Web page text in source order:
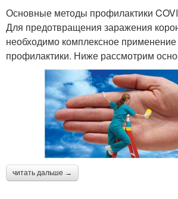
Основные методы профилактики
Для предотвращения заражения
необходимо комплексное
профилактики. Ниже рассмотрим
читать дальше →